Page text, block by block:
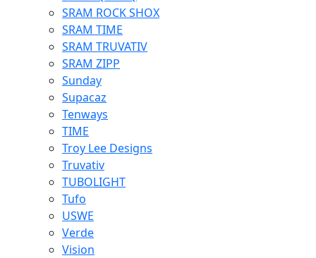
SRAM ROCK SHOX
SRAM TIME
SRAM TRUVATIV
SRAM ZIPP
Sunday
Supacaz
Tenways
TIME
Troy Lee Designs
Truvativ
TUBOLIGHT
Tufo
USWE
Verde
Vision